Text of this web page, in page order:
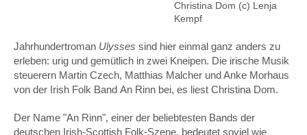
Christina Dom (c) Lenja
Kempf
Jahrhundertroman Ulysses sind hier einmal ganz anders zu
erleben: urig und gemütlich in zwei Kneipen. Die irische Musik
steuerern Martin Czech, Matthias Malcher und Anke Morhaus
von der Irish Folk Band An Rinn bei, es liest Christina Dom.
Der Name "An Rinn", einer der beliebtesten Bands der
deutschen Irish-Scottish Folk-Szene, bedeutet soviel wie